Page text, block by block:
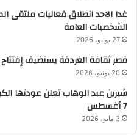
غدا الاحد انطلاق فعاليات ملتقى
الشخصيات العامة
27 يونيو، 2026
قصر ثقافة الغردقة يستضيف
20 يونيو، 2026
7 أغسطس
3 مايو، 2026